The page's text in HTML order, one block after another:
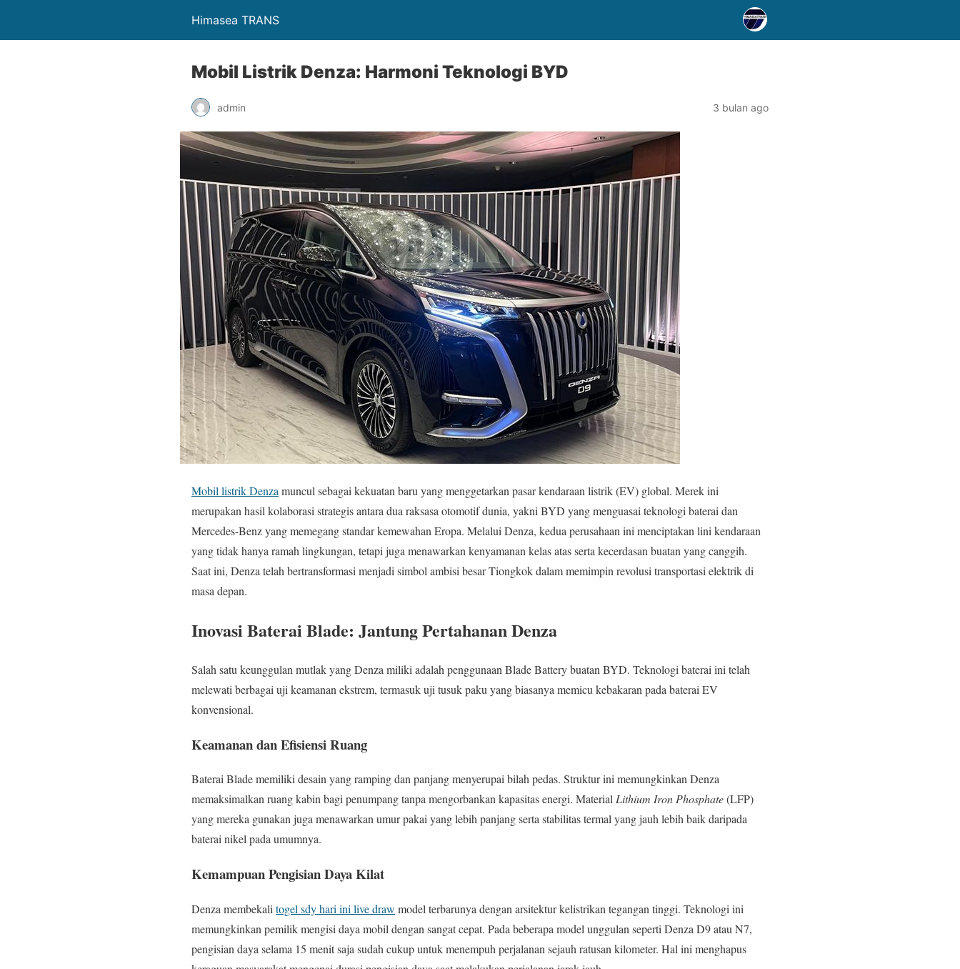
Himasea TRANS
Mobil Listrik Denza: Harmoni Teknologi BYD
admin 3 bulan ago
Mobil listrik Denza muncul sebagai kekuatan baru yang menggetarkan pasar kendaraan listrik (EV) global. Merek ini
merupakan hasil kolaborasi strategis antara dua raksasa otomotif dunia, yakni BYD yang menguasai teknologi baterai dan
Mercedes-Benz yang memegang standar kemewahan Eropa. Melalui Denza, kedua perusahaan ini menciptakan lini kendaraan
yang tidak hanya ramah lingkungan, tetapi juga menawarkan kenyamanan kelas atas serta kecerdasan buatan yang canggih.
Saat ini, Denza telah bertransformasi menjadi simbol ambisi besar Tiongkok dalam memimpin revolusi transportasi elektrik di
masa depan.
Inovasi Baterai Blade: Jantung Pertahanan Denza
Salah satu keunggulan mutlak yang Denza miliki adalah penggunaan Blade Battery buatan BYD. Teknologi baterai ini telah
melewati berbagai uji keamanan ekstrem, termasuk uji tusuk paku yang biasanya memicu kebakaran pada baterai EV
konvensional.
Keamanan dan Efisiensi Ruang
Baterai Blade memiliki desain yang ramping dan panjang menyerupai bilah pedas. Struktur ini memungkinkan Denza
memaksimalkan ruang kabin bagi penumpang tanpa mengorbankan kapasitas energi. MaterialLithium Iron Phosphate(LFP)
yang mereka gunakan juga menawarkan umur pakai yang lebih panjang serta stabilitas termal yang jauh lebih baik daripada
baterai nikel pada umumnya.
Kemampuan Pengisian Daya Kilat
Denza membekali togel sdy hari ini live draw model terbarunya dengan arsitektur kelistrikan tegangan tinggi. Teknologi ini
memungkinkan pemilik mengisi daya mobil dengan sangat cepat. Pada beberapa model unggulan seperti Denza D9 atau N7,
pengisian daya selama 15 menit saja sudah cukup untuk menempuh perjalanan sejauh ratusan kilometer. Hal ini menghapus